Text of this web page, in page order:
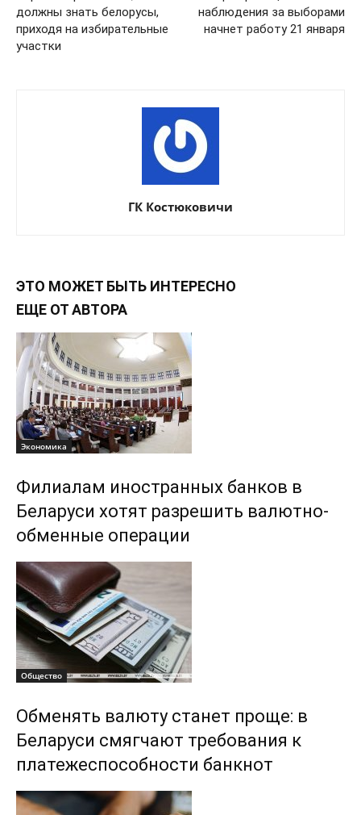
должны знать белорусы,
приходя на избирательные
участки
наблюдения за выборами
начнет работу 21 января
ГК Костюковичи
ЭТО МОЖЕТ БЫТЬ ИНТЕРЕСНО
ЕЩЕ ОТ АВТОРА
Экономика
Филиалам иностранных банков в
Беларуси хотят разрешить валютно-
обменные операции
Общество
Обменять валюту станет проще: в
Беларуси смягчают требования к
платежеспособности банкнот